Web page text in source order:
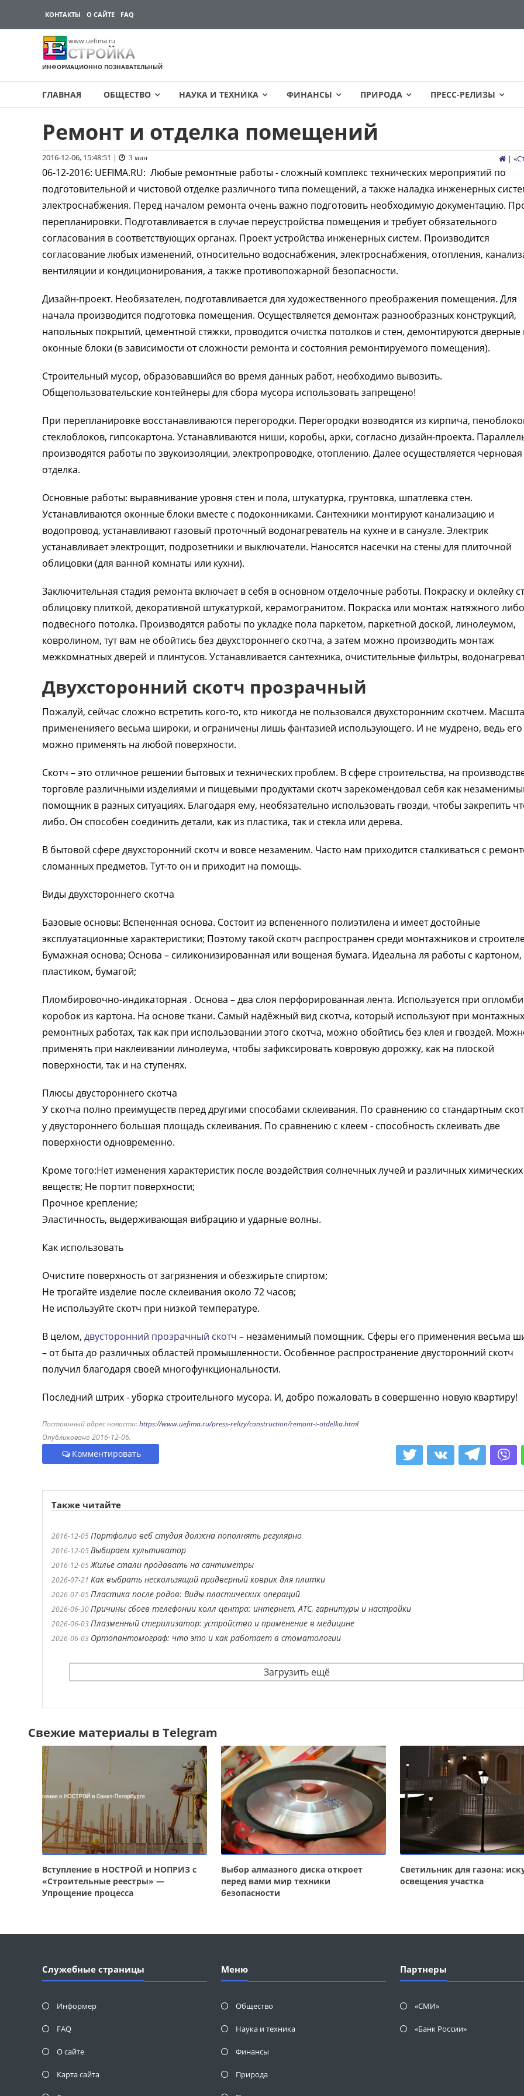
КОНТАКТЫ О САЙТЕ FAQ
www.uefima.ru
СТРОЙКА
ИНФОРМАЦИОННО ПОЗНАВАТЕЛЬНЫЙ
ГЛАВНАЯ ОБЩЕСТВО НАУКА И ТЕХНИКА ФИНАНСЫ ПРИРОДА ПРЕСС-РЕЛИЗЫ
содержимому
Ремонт и отделка помещений
2016-12-06, 15:48:51 | 3 мин | «
06-12-2016: UEFIMA.RU: Любые ремонтные работы - сложный комплекс технических мероприятий по
подготовительной и чистовой отделке различного типа помещений, а также наладка инженерных
электроснабжения. Перед началом ремонта очень важно подготовить необходимую документацию.
перепланировки. Подготавливается в случае переустройства помещения и требует обязательного
согласования в соответствующих органах. Проект устройства инженерных систем. Производится
согласование любых изменений, относительно водоснабжения, электроснабжения, отопления,
вентиляции и кондиционирования, а также противопожарной безопасности.
Дизайн-проект. Необязателен, подготавливается для художественного преображения помещения. Для
начала производится подготовка помещения. Осуществляется демонтаж разнообразных конструкций,
напольных покрытий, цементной стяжки, проводится очистка потолков и стен, демонтируются дверные
оконные блоки (в зависимости от сложности ремонта и состояния ремонтируемого помещения).
Строительный мусор, образовавшийся во время данных работ, необходимо вывозить.
Общепользовательские контейнеры для сбора мусора использовать запрещено!
При перепланировке восстанавливаются перегородки. Перегородки возводятся из кирпича,
стеклоблоков, гипсокартона. Устанавливаются ниши, коробы, арки, согласно дизайн-проекта.
производятся работы по звукоизоляции, электропроводке, отоплению. Далее осуществляется черновая
отделка.
Основные работы: выравнивание уровня стен и пола, штукатурка, грунтовка, шпатлевка стен.
Устанавливаются оконные блоки вместе с подоконниками. Сантехники монтируют канализацию и
водопровод, устанавливают газовый проточный водонагреватель на кухне и в санузле. Электрик
устанавливает электрощит, подрозетники и выключатели. Наносятся насечки на стены для плиточной
облицовки (для ванной комнаты или кухни).
Заключительная стадия ремонта включает в себя в основном отделочные работы. Покраску и оклейку
облицовку плиткой, декоративной штукатуркой, керамогранитом. Покраска или монтаж натяжного либо
подвесного потолка. Производятся работы по укладке пола паркетом, паркетной доской, линолеумом,
ковролином, тут вам не обойтись без двухстороннего скотча, а затем можно производить монтаж
межкомнатных дверей и плинтусов. Устанавливается сантехника, очистительные фильтры,
Двухсторонний скотч прозрачный
Пожалуй, сейчас сложно встретить кого-то, кто никогда не пользовался двухсторонним скотчем.
примененияего весьма широки, и ограничены лишь фантазией использующего. И не мудрено, ведь его
можно применять на любой поверхности.
Скотч – это отличное решении бытовых и технических проблем. В сфере строительства, на
торговле различными изделиями и пищевыми продуктами скотч зарекомендовал себя как
помощник в разных ситуациях. Благодаря ему, необязательно использовать гвозди, чтобы закрепить
либо. Он способен соединить детали, как из пластика, так и стекла или дерева.
В бытовой сфере двухсторонний скотч и вовсе незаменим. Часто нам приходится сталкиваться с
сломанных предметов. Тут-то он и приходит на помощь.
Виды двухстороннего скотча
Базовые основы: Вспененная основа. Состоит из вспененного полиэтилена и имеет достойные
эксплуатационные характеристики; Поэтому такой скотч распространен среди монтажников и
Бумажная основа; Основа – силиконизированная или вощеная бумага. Идеальна ля работы с картоном,
пластиком, бумагой;
Пломбировочно-индикаторная . Основа – два слоя перфорированная лента. Используется при
коробок из картона. На основе ткани. Самый надёжный вид скотча, который используют при
ремонтных работах, так как при использовании этого скотча, можно обойтись без клея и гвоздей.
применять при наклеивании линолеума, чтобы зафиксировать ковровую дорожку, как на плоской
поверхности, так и на ступенях.
Плюсы двустороннего скотча
У скотча полно преимуществ перед другими способами склеивания. По сравнению со стандартным
у двустороннего большая площадь склеивания. По сравнению с клеем - способность склеивать две
поверхности одновременно.
Кроме того:Нет изменения характеристик после воздействия солнечных лучей и различных химических
веществ; Не портит поверхности;
Прочное крепление;
Эластичность, выдерживающая вибрацию и ударные волны.
Как использовать
Очистите поверхность от загрязнения и обезжирьте спиртом;
Не трогайте изделие после склеивания около 72 часов;
Не используйте скотч при низкой температуре.
В целом, двусторонний прозрачный скотч – незаменимый помощник. Сферы его применения весьма
– от быта до различных областей промышленности. Особенное распространение двусторонний скотч
получил благодаря своей многофункциональности.
Последний штрих - уборка строительного мусора. И, добро пожаловать в совершенно новую квартиру!
Постоянный адрес новости:https://www.uefima.ru/press-relizy/construction/remont-i-otdelka.html
Опубликовано 2016-12-06.
Комментировать
Также читайте
2016-12-05Портфолио веб студия должна пополнять регулярно
2016-12-05Выбираем культиватор
2016-12-05Жилье стали продавать на сантиметры
2026-07-21 Как выбрать нескользящий придверный коврик для плитки
2026-07-05Пластика после родов: Виды пластических операций
2026-06-30Причины сбоев телефонии колл центра: интернет, АТС, гарнитуры и настройки
2026-06-03Плазменный стерилизатор: устройство и применение в медицине
2026-06-03 Ортопантомограф: что это и как работает в стоматологии
Загрузить ещё
Свежие материалы в Telegram
Вступление в НОСТРОЙ и НОПРИЗ с
«Строительные реестры» —
Упрощение процесса
Выбор алмазного диска откроет
перед вами мир техники
безопасности
Светильник для газона:
освещения участка
Служебные страницы
Информер
FAQ
О сайте
Карта сайта
Меню
Общество
Наука и техника
Финансы
Природа
Партнеры
«СМИ»
«Банк России»